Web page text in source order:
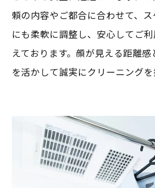
頼の内容やご都合に合わせて、
にも柔軟に調整し、安心してご
えております。顔が見える距離
を活かして誠実にクリーニングを